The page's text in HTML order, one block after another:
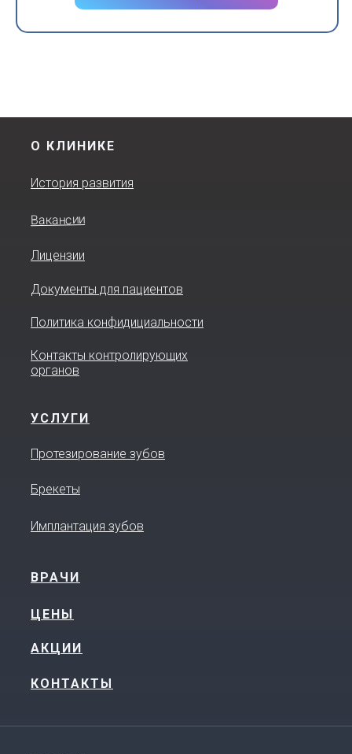
УСЛУГИ
О КЛИНИКЕ
ВРАЧИ
Имплантация зубов
ЦЕНЫ
АКЦИИ
КОНТАКТЫ
Вакансии
Лицензии
Контакты контролирующих
органов
Политика конфидициальности
Документы для пациентов
Брекеты
История развития
Протезирование зубов